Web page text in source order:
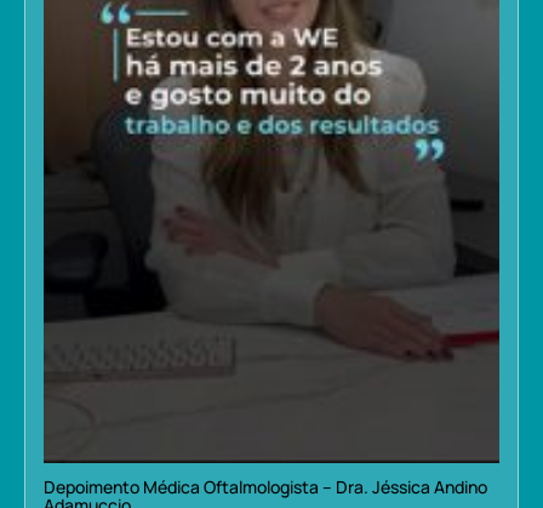
Depoimento Médica Oftalmologista – Dra. Jéssica Andino